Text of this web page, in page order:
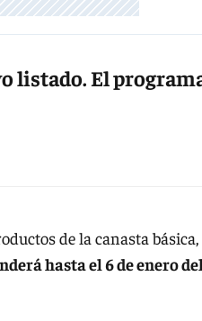
listado. El
de la canasta básica,
hasta el 6 de enero